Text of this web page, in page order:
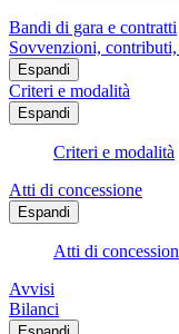
Bandi di gara e contratti
Sovvenzioni,
Espandi
Criteri e modalità
Espandi
Criteri e modalità
Atti di concessione
Espandi
Atti di
Avvisi
Bilanci